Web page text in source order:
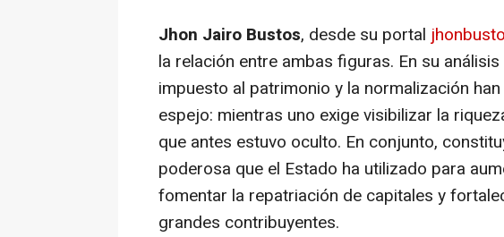
Jhon Jairo Bustos, desde su portal
la relación entre ambas figuras. En su
impuesto al patrimonio y la normalización
espejo: mientras uno exige visibilizar la
que antes estuvo oculto. En conjunto,
poderosa que el Estado ha utilizado para
fomentar la repatriación de capitales y
grandes contribuyentes.